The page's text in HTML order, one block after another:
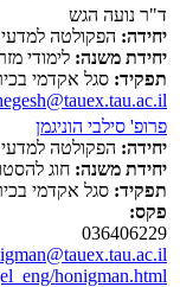
ד"ר נועה הגש
יחידה: הפקולטה
יחידת משנה: לימודי
תפקיד: סגל אקדמי
פרופ' סילבי הוניגמן
יחידה: הפקולטה
יחידת משנה: חוג
תפקיד: סגל אקדמי
פקס:
036406229
honigman.html